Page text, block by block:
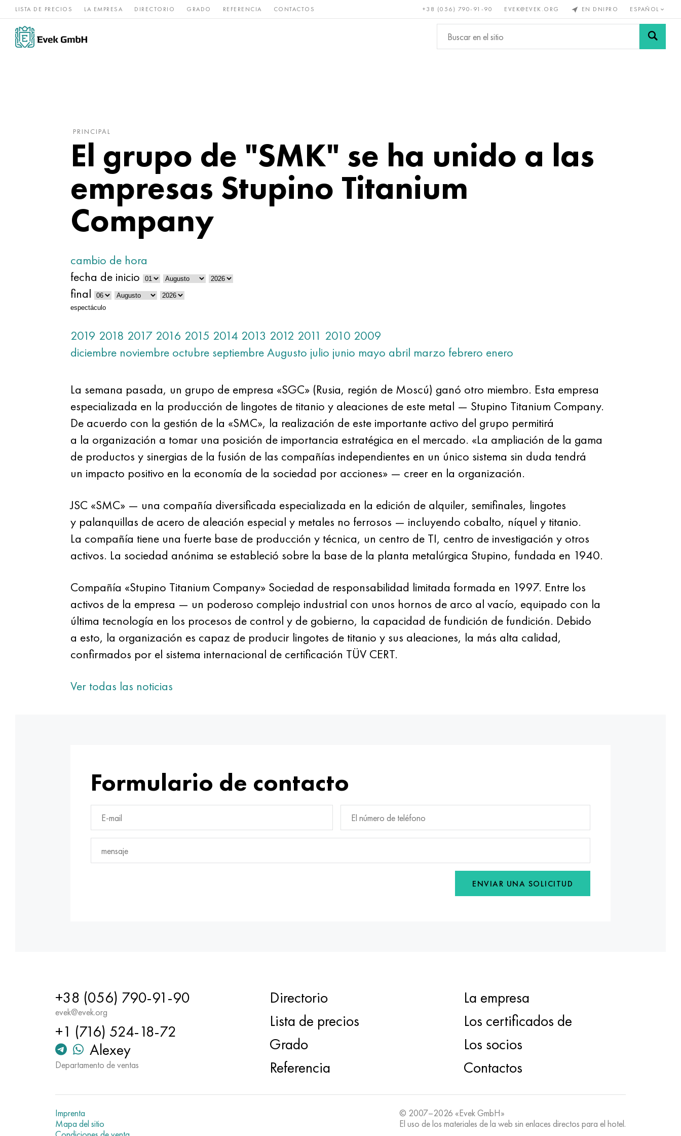
LISTA DE PRECIOS LA EMPRESA DIRECTORIO GRADO REFERENCIA CONTACTOS +38 (056) 790-91-90 EVEK@EVEK.ORG EN DNIPRO ESPAÑOL
Aleaciones de
níquel
acero Raro y Bronce, cobre, Metales no
ferrosos
Aleación de Mallas y
PRINCIPAL
El grupo de "SMK" se ha unido a las
empresas Stupino Titanium
Company
cambio de hora
fecha de inicio
final
espectáculo
2019 2018 2017 2016 2015 2014 2013 2012 2011 2010 2009
diciembre noviembre octubre septiembreAugusto julio junio mayo abril marzo febrero enero
La semana pasada, un grupo de empresa «SGC» (Rusia, región de Moscú) ganó otro miembro. Esta empresa
especializada en la producción de lingotes de titanio y aleaciones de este metal — Stupino Titanium Company.
De acuerdo con la gestión de la «SMC», la realización de este importante activo del grupo permitirá
a la organización a tomar una posición de importancia estratégica en el mercado. «La ampliación de la gama
de productos y sinergias de la fusión de las compañías independientes en un único sistema sin duda tendrá
un impacto positivo en la economía de la sociedad por acciones» — creer en la organización.
JSC «SMC» — una compañía diversificada especializada en la edición de alquiler, semifinales, lingotes
y palanquillas de acero de aleación especial y metales no ferrosos — incluyendo cobalto, níquel y titanio.
La compañía tiene una fuerte base de producción y técnica, un centro de TI, centro de investigación y otros
activos. La sociedad anónima se estableció sobre la base de la planta metalúrgica Stupino, fundada en 1940.
Compañía «Stupino Titanium Company» Sociedad de responsabilidad limitada formada en 1997. Entre los
activos de la empresa — un poderoso complejo industrial con unos hornos de arco al vacío, equipado con la
última tecnología en los procesos de control y de gobierno, la capacidad de fundición de fundición. Debido
a esto, la organización es capaz de producir lingotes de titanio y sus aleaciones, la más alta calidad,
confirmados por el sistema internacional de certificación TÜV CERT.
Ver todas las noticias
Formulario de contacto
ENVIAR UNA SOLICITUD
+38 (056) 790-91-90
evek@evek.org
+1 (716) 524-18-72
Alexey
Departamento de ventas
Directorio
Lista de precios
Grado
Referencia
La empresa
Los certificados de
Los socios
Contactos
Imprenta
Mapa del sitio
© 2007–2026 «Evek GmbH»
El uso de los materiales de la web sin enlaces directos para el hotel.